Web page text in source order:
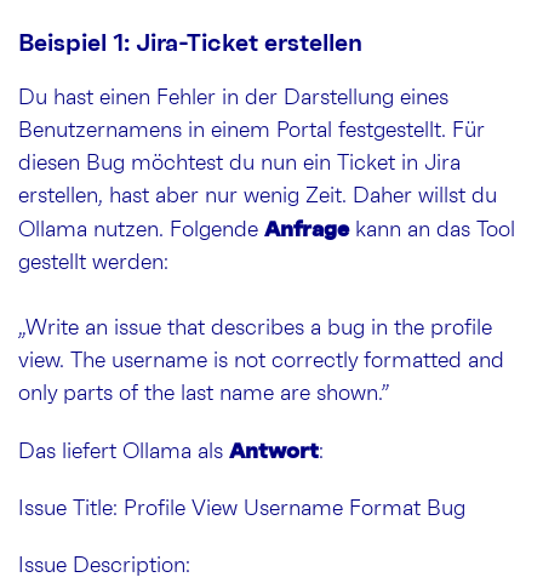
Beispiel 1: Jira-Ticket erstellen
Du hast einen Fehler in der Darstellung eines
Benutzernamens in einem Portal festgestellt. Für
diesen Bug möchtest du nun ein Ticket in Jira
erstellen, hast aber nur wenig Zeit. Daher willst du
Ollama nutzen. Folgende Anfragekann an das Tool
gestellt werden:
„Write an issue that describes a bug in the profile
view. The username is not correctly formatted and
only parts of the last name are shown.”
Das liefert Ollama als Antwort:
Issue Title: Profile View Username Format Bug
Issue Description: